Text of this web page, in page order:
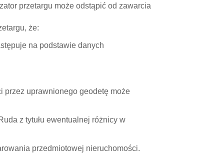
przetargu może odstąpić od zawarcia
że:
na podstawie danych
uprawnionego geodetę może
z tytułu ewentualnej różnicy w
przedmiotowej nieruchomości.